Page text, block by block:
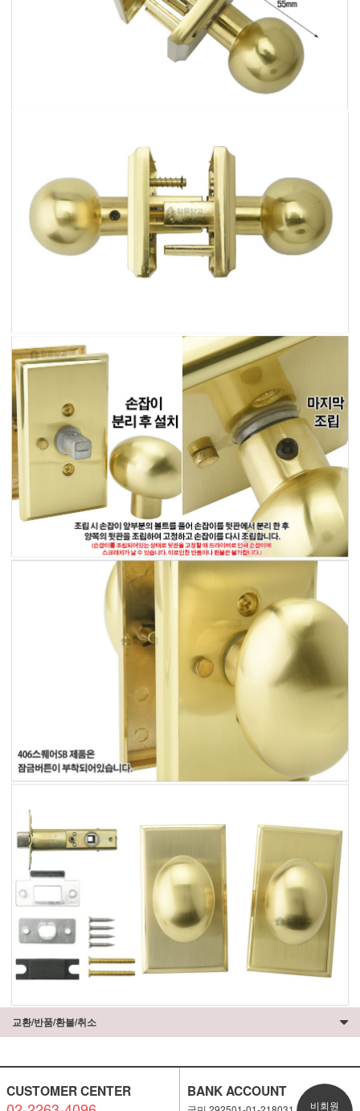
교환/반품/환불/취소
CUSTOMER CENTER BANK ACCOUNT
비회원